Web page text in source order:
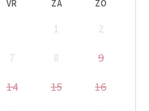
VR ZA ZO
1
2
7 8
9
14 15
16